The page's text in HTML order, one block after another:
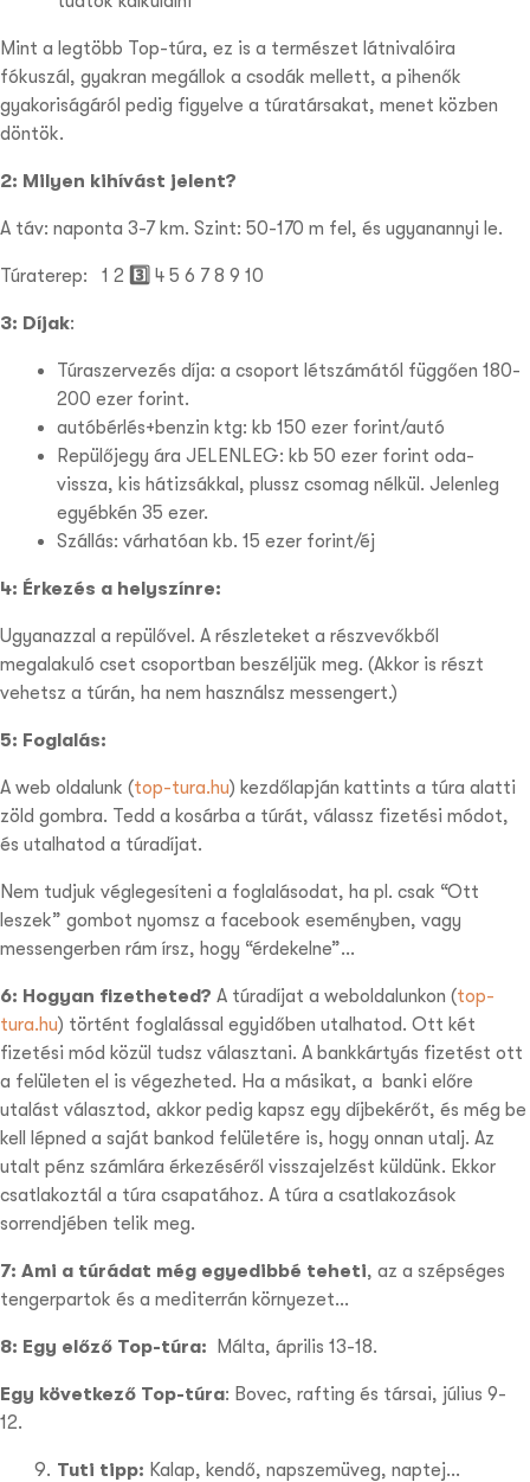
Mint a legtöbb Top-túra, ez is a természet látnivalóira
fókuszál, gyakran megállok a csodák mellett, a pihenők
gyakoriságáról pedig figyelve a túratársakat, menet közben
döntök.
2: Milyen kihívást jelent?
A táv: naponta 3-7 km. Szint: 50-170 m fel, és ugyanannyi le.
Túraterep: 1 2 3️⃣ 4 5 6 7 8 9 10
3: Díjak:
Túraszervezés díja: a csoport létszámától függően 180-
200 ezer forint.
autóbérlés+benzin ktg: kb 150 ezer forint/autó
Repülőjegy ára JELENLEG: kb 50 ezer forint oda-
vissza, kis hátizsákkal, plussz csomag nélkül. Jelenleg
egyébkén 35 ezer.
Szállás: várhatóan kb. 15 ezer forint/éj
4: Érkezés a helyszínre:
Ugyanazzal a repülővel. A részleteket a részvevőkből
megalakuló cset csoportban beszéljük meg. (Akkor is részt
vehetsz a túrán, ha nem használsz messengert.)
5: Foglalás:
A web oldalunk (top-tura.hu) kezdőlapján kattints a túra alatti
zöld gombra. Tedd a kosárba a túrát, válassz fizetési módot,
és utalhatod a túradíjat.
Nem tudjuk véglegesíteni a foglalásodat, ha pl. csak “Ott
leszek” gombot nyomsz a facebook eseményben, vagy
messengerben rám írsz, hogy “érdekelne”…
6: Hogyan fizetheted? A túradíjat a weboldalunkon (top-
tura.hu) történt foglalással egyidőben utalhatod. Ott két
fizetési mód közül tudsz választani. A bankkártyás fizetést ott
a felületen el is végezheted. Ha a másikat, a
banki előre
utalást választod, akkor pedig kapsz egy díjbekérőt, és még be
kell lépned a saját bankod felületére is, hogy onnan utalj. Az
utalt pénz számlára érkezéséről visszajelzést küldünk. Ekkor
csatlakoztál a túra csapatához. A túra a csatlakozások
sorrendjében telik meg.
7: Ami a túrádat még egyedibbé teheti, az a szépséges
tengerpartok és a mediterrán környezet…
8: Egy előző Top-túra: Málta, április 13-18.
Egy következő Top-túra: Bovec, rafting és társai, július 9-
12.
Tuti tipp: Kalap, kendő, napszemüveg, naptej…